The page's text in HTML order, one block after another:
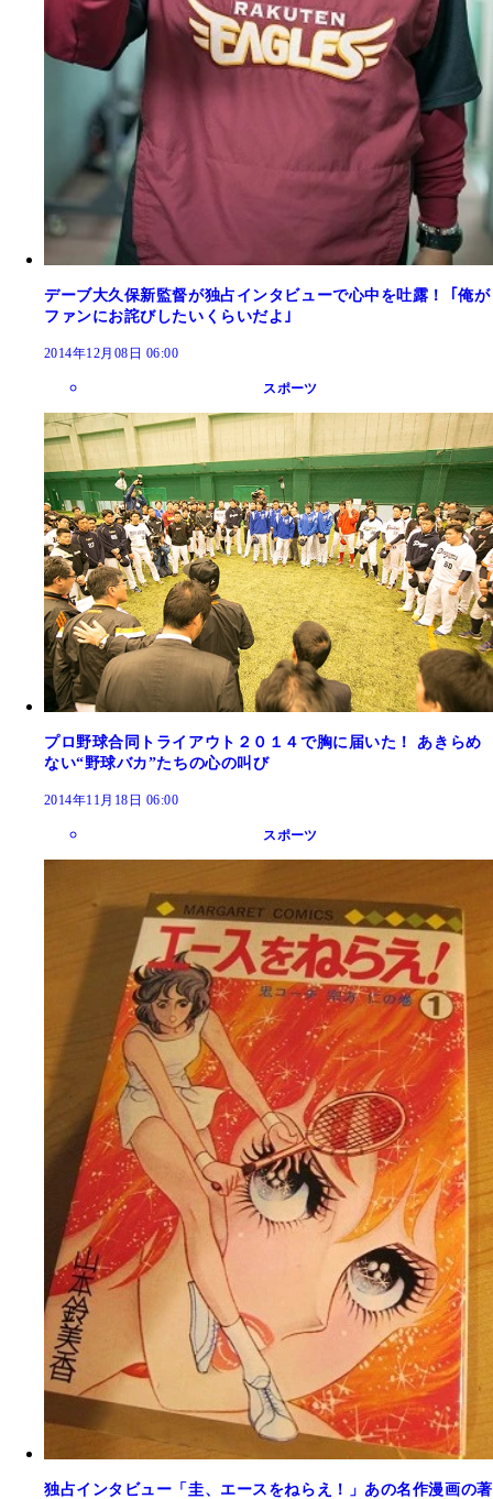
デーブ大久保新監督が独占インタビューで心中を吐露！ ｢俺が
ファンにお詫びしたいくらいだよ｣
2014年12月08日 06:00
スポーツ
プロ野球合同トライアウト２０１４で胸に届いた！ あきらめ
ない“野球バカ”たちの心の叫び
2014年11月18日 06:00
スポーツ
独占インタビュー「圭、エースをねらえ！」あの名作漫画の著